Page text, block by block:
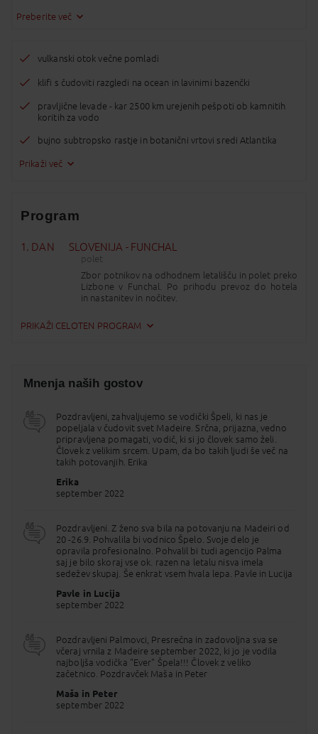
Posebnost otoka so (tudi) levade
posebno doživetje. Vasice v notranjosti so tradicionalne in ruralne, ob
vedno živahni Funchal , tu so elegantni hoteli, številne restavracije,
se z žičnico povzpnemo na simbolični Monte.
Madeiro priporočamo vsem in vsakomur, za aktivne popotnike ali za
pohodništva, botaničnih vrtov, eksotičnega rastlinja in
Preberite več
vulkanski otok večne pomladi
klifi s čudoviti razgledi na ocean in lavinimi bazenčki
pravljične levade - kar 2500 km urejenih pešpoti ob kamnitih
koritih za vodo
bujno subtropsko rastje in botanični vrtovi sredi Atlantika
Prikaži več
Program
1. DAN SLOVENIJA - FUNCHAL
polet
Zbor potnikov na odhodnem letališču in polet preko
Lizbone v Funchal. Po prihodu prevoz do hotela
in nastanitev in nočitev.
2. DAN
FUNCHAL - celodnevni izlet po okolici
NUNSKA DOLINA IN MONTE
eksotičnega sadja, zelenjave in rib. V. Naš prvi
višine ponuja vrtoglav razgled na peščen zaliv tik
pod nami in na širni Atlantski ocean vsenaokrog.
Vzpon po ovinkasti cesti, obrasli z evkaliptusovimi
drevesi do Eira do Serrado. Kratek sprehod do
nove razgledne točke, od koder se nam odpre
Curral das Freiras. Nunska dolina je dobila ime po
Funchalom, ki še danes velja za znani romarski kraj.
Na vrhu stoji znamenita romarska cerkev in
grobnica poslednjega cesarja Karla Habsburškega.
Po želji (doplačilo) se bomo v dolino popeljali kar
na tradicionalnih lesenih saneh.
FUNCHAL - celodnevni izlet na VZHOD
OTOKA (Pico de Areiro, Ribeiro Frio, Santana,
zajtrk
Dan bo namenjen izletu po vzhodnem delu otoka. Iz
Funchala se povzpnemo visoko nad okolico in
pogosto tudi nad oblake, do razgledniške točke
svež in čist, ob jasnem vremenu nam seže pogled do
sosednjega otoka Porto Santo. Nadaljujemo do
PRIKAŽI CELOTEN PROGRAM
Mnenja naših gostov
Pozdravljeni, zahvaljujemo se vodički Špeli, ki nas je
popeljala v čudovit svet Madeire. Srčna, prijazna, vedno
pripravljena pomagati, vodič, ki si jo človek samo želi.
Človek z velikim srcem. Upam, da bo takih ljudi še več na
takih potovanjih. Erika
Erika
september 2022
Pozdravljeni. Z ženo sva bila na potovanju na Madeiri od
20 -26.9. Pohvalila bi vodnico Špelo. Svoje delo je
opravila profesionalno. Pohvalil bi tudi agencijo Palma
saj je bilo skoraj vse ok. razen na letalu nisva imela
sedežev skupaj. Še enkrat vsem hvala lepa. Pavle in Lucija
Pavle in Lucija
september 2022
Pozdravljeni Palmovci, Presrečna in zadovoljna sva se
včeraj vrnila z Madeire september 2022, ki jo je vodila
najboljša vodička "Ever" Špela!!! Človek z veliko
začetnico. Pozdravček Maša in Peter
Maša in Peter
september 2022